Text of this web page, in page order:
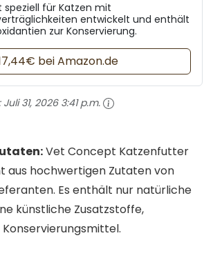
speziell für Katzen mit
entwickelt und enthält
zur Konservierung.
bei Amazon.de
Juli 31, 2026 3:41 p.m.
Vet Concept Katzenfutter
aus hochwertigen Zutaten von
Es enthält nur natürliche
künstliche Zusatzstoffe,